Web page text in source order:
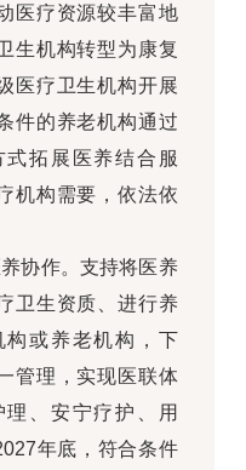
医疗资源较丰富地
生机构转型为康复
医疗卫生机构开展
件的养老机构通过
拓展医养结合服
机构需要，依法依
协作。支持将医养
卫生资质、进行养
或养老机构，下
管理，实现医联体
、安宁疗护、用
年底，符合条件